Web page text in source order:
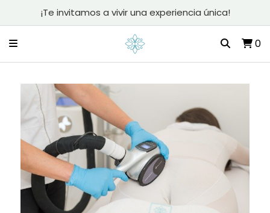
¡Te invitamos a vivir una experiencia única!
0